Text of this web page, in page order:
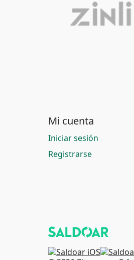
Mi cuenta
Iniciar sesión
Registrarse